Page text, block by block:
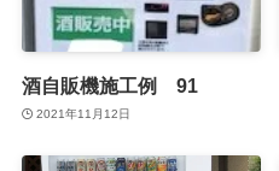
酒自販機施工例 91
2021年11月12日